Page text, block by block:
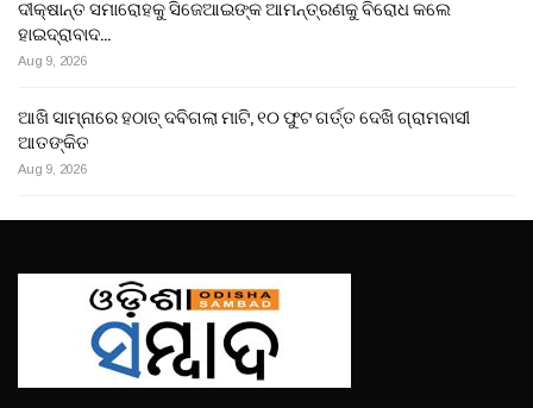
ଦୀକ୍ଷାନ୍ତ ସମାରୋହକୁ ସିଜେଆଇଙ୍କ ଆମନ୍ତ୍ରଣକୁ ବିରୋଧ କଲେ
ହାଇଦ୍ରାବାଦ…
Aug 9, 2026
ଆଖି ସାମ୍ନାରେ ହଠାତ୍‌ ଦବିଗଲା ମାଟି, ୧୦ ଫୁଟ ଗର୍ତ୍ତ ଦେଖି ଗ୍ରାମବାସୀ
ଆତଙ୍କିତ
Aug 9, 2026